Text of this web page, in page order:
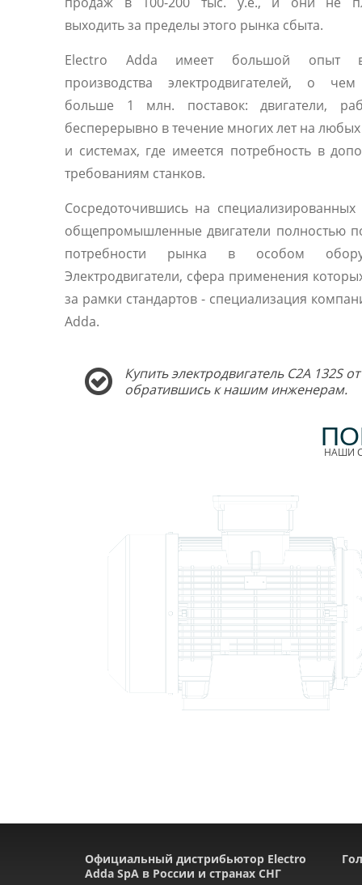
выходить за пределы этого рынка сбыта.
Electro Adda имеет большой опыт
производства электродвигателей, о
больше 1 млн. поставок: двигатели,
бесперерывно в течение многих лет на
и системах, где имеется потребность в
требованиям станков.
Сосредоточившись на специализированных
общепромышленные двигатели полностью
потребности рынка в особом
Электродвигатели, сфера применения
за рамки стандартов - специализация
Adda.
Купить электродвигатель C2A
обратившись к нашим инженерам.
НАШИ
Официальный дистрибьютор Electro
Adda SpA в России и странах СНГ